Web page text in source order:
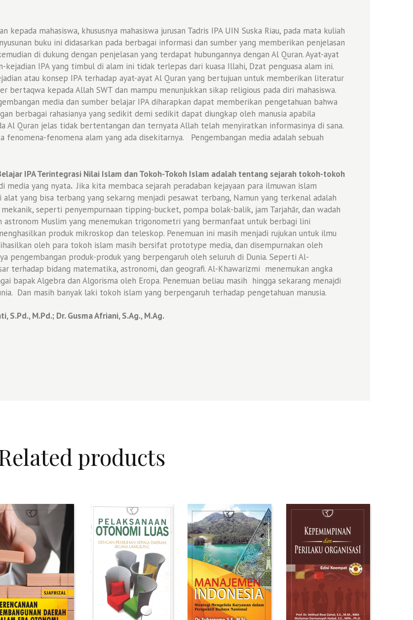
mahasiswa, khususnya mahasiswa jurusan Tadris IPA UIN Suska Riau, pada mata kuliah
buku ini didasarkan pada berbagai informasi dan sumber yang memberikan penjelasan
di dukung dengan penjelasan yang terdapat hubungannya dengan Al Quran. Ayat-ayat
kejadian IPA yang timbul di alam ini tidak terlepas dari kuasa Illahi, Dzat penguasa alam ini.
atau konsep IPA terhadap ayat-ayat Al Quran yang bertujuan untuk memberikan literatur
bertaqwa kepada Allah SWT dan mampu menunjukkan sikap religious pada diri mahasiswa.
media dan sumber belajar IPA diharapkan dapat memberikan pengetahuan bahwa
berbagai rahasianya yang sedikit demi sedikit dapat diungkap oleh manusia apabila
Al Quran jelas tidak bertentangan dan ternyata Allah telah menyiratkan informasinya di sana.
fenomena-fenomena alam yang ada disekitarnya. Pengembangan media adalah sebuah
IPA Terintegrasi Nilai Islam dan Tokoh-Tokoh Islam adalah tentang sejarah tokoh-tokoh
media yang nyata. Jika kita membaca sejarah peradaban kejayaan para ilmuwan islam
yang bisa terbang yang sekarng menjadi pesawat terbang, Namun yang terkenal adalah
seperti penyempurnaan tipping-bucket, pompa bolak-balik, jam Tarjahār, dan wadah
astronom Muslim yang menemukan trigonometri yang bermanfaat untuk berbagi lini
produk mikroskop dan teleskop. Penemuan ini masih menjadi rujukan untuk ilmu
oleh para tokoh islam masih bersifat prototype media, dan disempurnakan oleh
pengembangan produk-produk yang berpengaruh oleh seluruh di Dunia. Seperti Al-
terhadap bidang matematika, astronomi, dan geografi. Al-Khawarizmi menemukan angka
bapak Algebra dan Algorisma oleh Eropa. Penemuan beliau masih hingga sekarang menajdi
Dan masih banyak laki tokoh islam yang berpengaruh terhadap pengetahuan manusia.
M.Pd.; Dr. Gusma Afriani, S.Ag., M.Ag.
products